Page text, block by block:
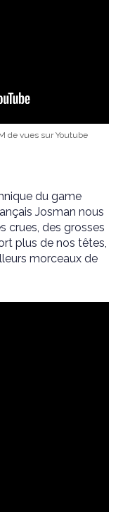
de vues sur Youtube
du game
Josman nous
crues, des grosses
plus de nos têtes,
morceaux de